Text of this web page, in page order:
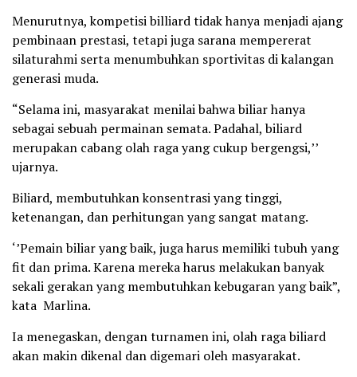
Menurutnya, kompetisi billiard tidak hanya menjadi ajang
pembinaan prestasi, tetapi juga sarana mempererat
silaturahmi serta menumbuhkan sportivitas di kalangan
generasi muda.
“Selama ini, masyarakat menilai bahwa biliar hanya
sebagai sebuah permainan semata. Padahal, biliard
merupakan cabang olah raga yang cukup bergengsi,’’
ujarnya.
Biliard, membutuhkan konsentrasi yang tinggi,
ketenangan, dan perhitungan yang sangat matang.
‘’Pemain biliar yang baik, juga harus memiliki tubuh yang
fit dan prima. Karena mereka harus melakukan banyak
sekali gerakan yang membutuhkan kebugaran yang baik”,
kata Marlina.
Ia menegaskan, dengan turnamen ini, olah raga biliard
akan makin dikenal dan digemari oleh masyarakat.